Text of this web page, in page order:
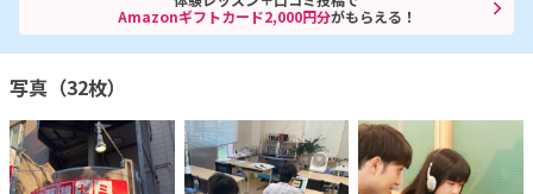
Amazonギフトカード2,000円分がもらえる！
写真（32枚）